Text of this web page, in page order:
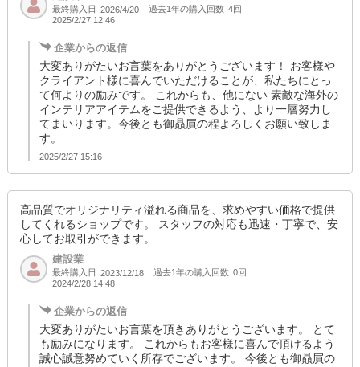
最終購入日 2026/4/20 過去1年の購入回数 4回
2025/2/27 12:46
企業からの返信
大変ありがたいお言葉をありがとうございます！ お客様や
クライアント様に喜んでいただけることが、私たちにとっ
て何よりの励みです。 これからも、他にない 素敵な海外の
インテリアアイテムをご提供できるよう、より一層努力し
てまいります。今後とも御贔屓の程よろしくお願い致しま
す。
2025/2/27 15:16
高品質でオリジナリティ溢れる商品を、求めやすい価格で提供
してくれるショップです。 スタッフの対応も迅速・丁寧で、安
心してお取引ができます。
建設業
最終購入日 2023/12/18 過去1年の購入回数 0回
2024/2/28 14:48
企業からの返信
大変ありがたいお言葉を頂きありがとうございます。 とて
も励みになります。 これからもお客様に喜んで頂けるよう
誠心誠意努めていく所存でございます。 今後とも御贔屓の